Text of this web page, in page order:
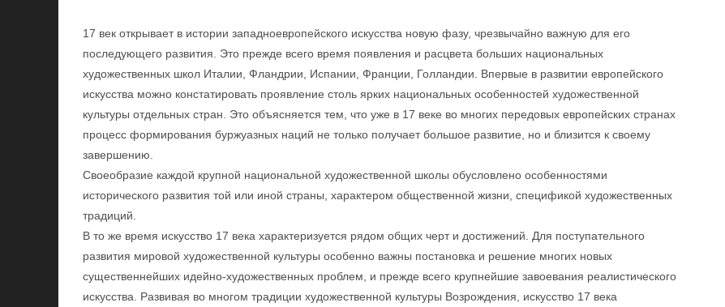
17 век открывает в истории западноевропейского искусства новую фазу, чрезвычайно важную для его
последующего развития. Это прежде всего время появления и расцвета больших национальных
художественных школ Италии, Фландрии, Испании, Франции, Голландии. Впервые в развитии европейского
искусства можно констатировать проявление столь ярких национальных особенностей художественной
культуры отдельных стран. Это объясняется тем, что уже в 17 веке во многих передовых европейских странах
процесс формирования буржуазных наций не только получает большое развитие, но и близится к своему
завершению.
Своеобразие каждой крупной национальной художественной школы обусловлено особенностями
исторического развития той или иной страны, характером общественной жизни, спецификой художественных
традиций.
В то же время искусство 17 века характеризуется рядом общих черт и достижений. Для поступательного
развития мировой художественной культуры особенно важны постановка и решение многих новых
существеннейших идейно-художественных проблем, и прежде всего крупнейшие завоевания реалистического
искусства. Развивая во многом традиции художественной культуры Возрождения, искусство 17 века